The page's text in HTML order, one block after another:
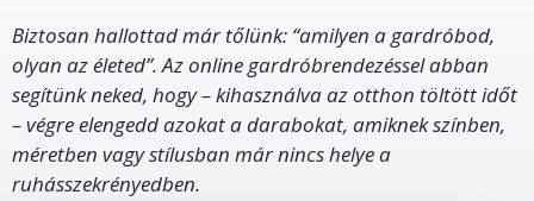
Biztosan hallottad már tőlünk: “amilyen a gardróbod,
olyan az életed”. Az online gardróbrendezéssel abban
segítünk neked, hogy – kihasználva az otthon töltött időt
– végre elengedd azokat a darabokat, amiknek színben,
méretben vagy stílusban már nincs helye a
ruhásszekrényedben.